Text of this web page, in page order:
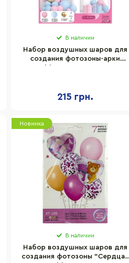
В наличии
Набор воздушных шаров для
создания фотозоны-арки
215 грн.
Новинка
В наличии
Набор воздушных шаров для
создания фотозоны "Сердца"